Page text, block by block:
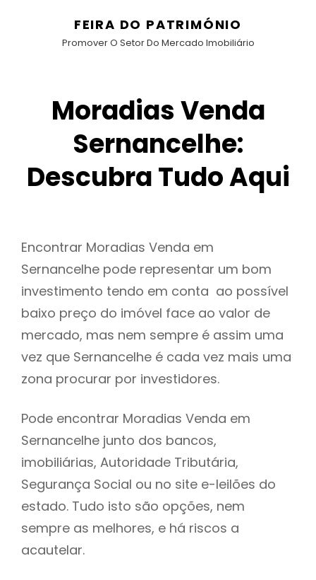
FEIRA DO PATRIMÓNIO
Promover O Setor Do Mercado Imobiliário
Moradias Venda
Sernancelhe:
Descubra Tudo Aqui
Encontrar Moradias Venda em
Sernancelhe pode representar um bom
investimento tendo em conta ao possível
baixo preço do imóvel face ao valor de
mercado, mas nem sempre é assim uma
vez que Sernancelhe é cada vez mais uma
zona procurar por investidores.
Pode encontrar Moradias Venda em
Sernancelhe junto dos bancos,
imobiliárias, Autoridade Tributária,
Segurança Social ou no site e-leilões do
estado. Tudo isto são opções, nem
sempre as melhores, e há riscos a
acautelar.